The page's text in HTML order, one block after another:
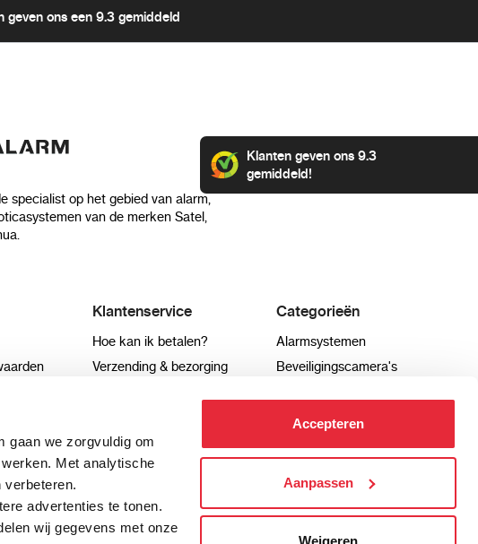
gaan we zorgvuldig om
Met analytische
verbeteren.
advertenties te tonen.
wij gegevens met onze
Accepteren
Aanpassen
Weigeren
geven ons een 9.3 gemiddeld
specialist op het gebied van alarm,
van de merken Satel,
Klanten geven ons 9.3
gemiddeld!
Klantenservice
Hoe kan ik betalen?
Verzending & bezorging
Veel gestelde vragen
Categorieën
Alarmsystemen
Beveiligingscamera's
Hikvision camera's
info@pro-alarm.nl Contactformulier